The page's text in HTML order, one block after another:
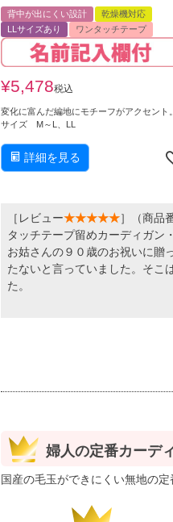
背中が出にくい設計
乾燥機対応
LLサイズあり
ワンタッチテープ
¥5,478税込
変化に富んだ編地にモチーフがアクセント。
サイズ M～L、LL
詳細を見る
［レビュー★★★★★］（商品
タッチテープ留めカーディガン
お姑さんの９０歳のお祝いに贈
たないと言っていました。そこ
た。
婦人の定番カーデ
国産の毛玉ができにくい無地の